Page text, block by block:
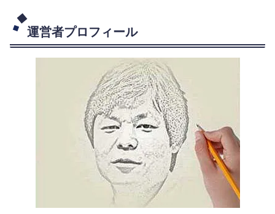
運営者プロフィール